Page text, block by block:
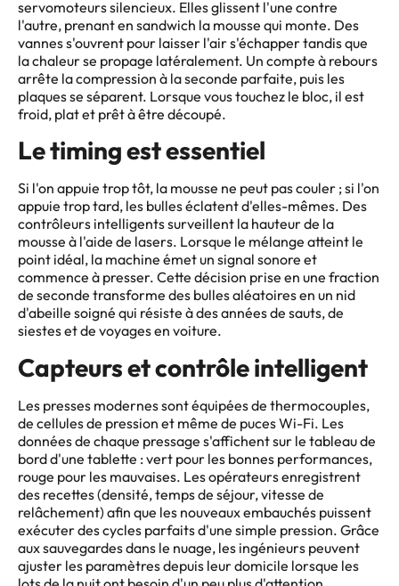
servomoteurs silencieux. Elles glissent l'une contre
l'autre, prenant en sandwich la mousse qui monte. Des
vannes s'ouvrent pour laisser l'air s'échapper tandis que
la chaleur se propage latéralement. Un compte à rebours
arrête la compression à la seconde parfaite, puis les
plaques se séparent. Lorsque vous touchez le bloc, il est
froid, plat et prêt à être découpé.
Le timing est essentiel
Si l'on appuie trop tôt, la mousse ne peut pas couler ; si l'on
appuie trop tard, les bulles éclatent d'elles-mêmes. Des
contrôleurs intelligents surveillent la hauteur de la
mousse à l'aide de lasers. Lorsque le mélange atteint le
point idéal, la machine émet un signal sonore et
commence à presser. Cette décision prise en une fraction
de seconde transforme des bulles aléatoires en un nid
d'abeille soigné qui résiste à des années de sauts, de
siestes et de voyages en voiture.
Capteurs et contrôle intelligent
Les presses modernes sont équipées de thermocouples,
de cellules de pression et même de puces Wi-Fi. Les
données de chaque pressage s'affichent sur le tableau de
bord d'une tablette : vert pour les bonnes performances,
rouge pour les mauvaises. Les opérateurs enregistrent
des recettes (densité, temps de séjour, vitesse de
relâchement) afin que les nouveaux embauchés puissent
exécuter des cycles parfaits d'une simple pression. Grâce
aux sauvegardes dans le nuage, les ingénieurs peuvent
ajuster les paramètres depuis leur domicile lorsque les